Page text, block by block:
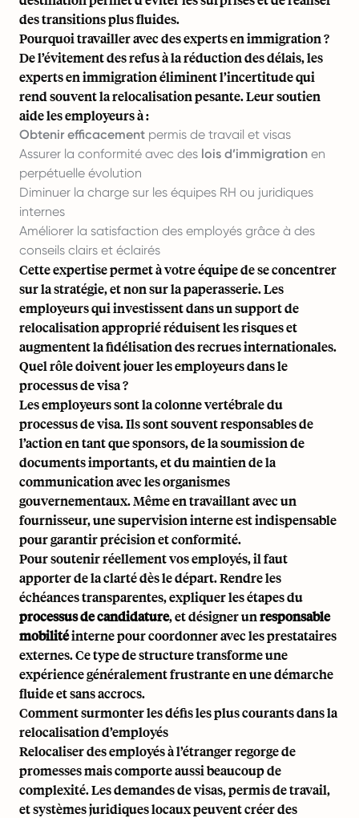
des transitions plus fluides.
Pourquoi travailler avec des experts en immigration ?
De l’évitement des refus à la réduction des délais, les
experts en immigration éliminent l’incertitude qui
rend souvent la relocalisation pesante. Leur soutien
aide les employeurs à :
Obtenir efficacement permis de travail et visas
Assurer la conformité avec des lois d’immigration en
perpétuelle évolution
Diminuer la charge sur les équipes RH ou juridiques
internes
Améliorer la satisfaction des employés grâce à des
conseils clairs et éclairés
Cette expertise permet à votre équipe de se concentrer
sur la stratégie, et non sur la paperasserie. Les
employeurs qui investissent dans un support de
relocalisation approprié réduisent les risques et
augmentent la fidélisation desrecrues internationales.
Quel rôle doivent jouer les employeurs dans le
processus de visa ?
Les employeurs sont la colonne vertébrale du
processus de visa. Ils sont souvent responsables de
l’action en tant que sponsors, de la soumission de
documents importants, et du maintien de la
communication avec les organismes
gouvernementaux. Même en travaillant avec un
fournisseur, une supervision interne est indispensable
pour garantir précision et conformité.
Pour soutenir réellement vos employés, il faut
apporter de la clarté dès le départ. Rendre les
échéances transparentes, expliquer les étapes du
processus de candidature, et désigner unresponsable
mobilitéinterne pour coordonner avec les prestataires
externes. Ce type de structure transforme une
expérience généralement frustrante en une démarche
fluide et sans accrocs.
Comment surmonter les défis les plus courants dans la
relocalisation d’employés
Relocaliser des employés à l’étranger regorge de
promesses mais comporte aussi beaucoup de
complexité. Les demandes de visas, permis de travail,
et systèmes juridiques locaux peuvent créer des